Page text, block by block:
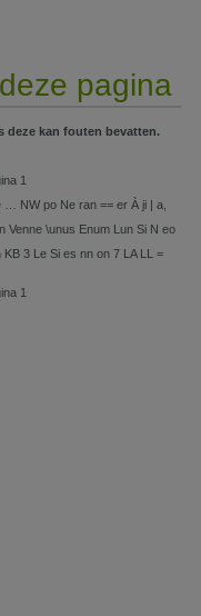
pagina
deze kan fouten bevatten.
1
… NW po Ne ran == er À ji | a,
Venne \unus Enum Lun Si N eo
3 Le Si es nn on 7 LA LL =
1